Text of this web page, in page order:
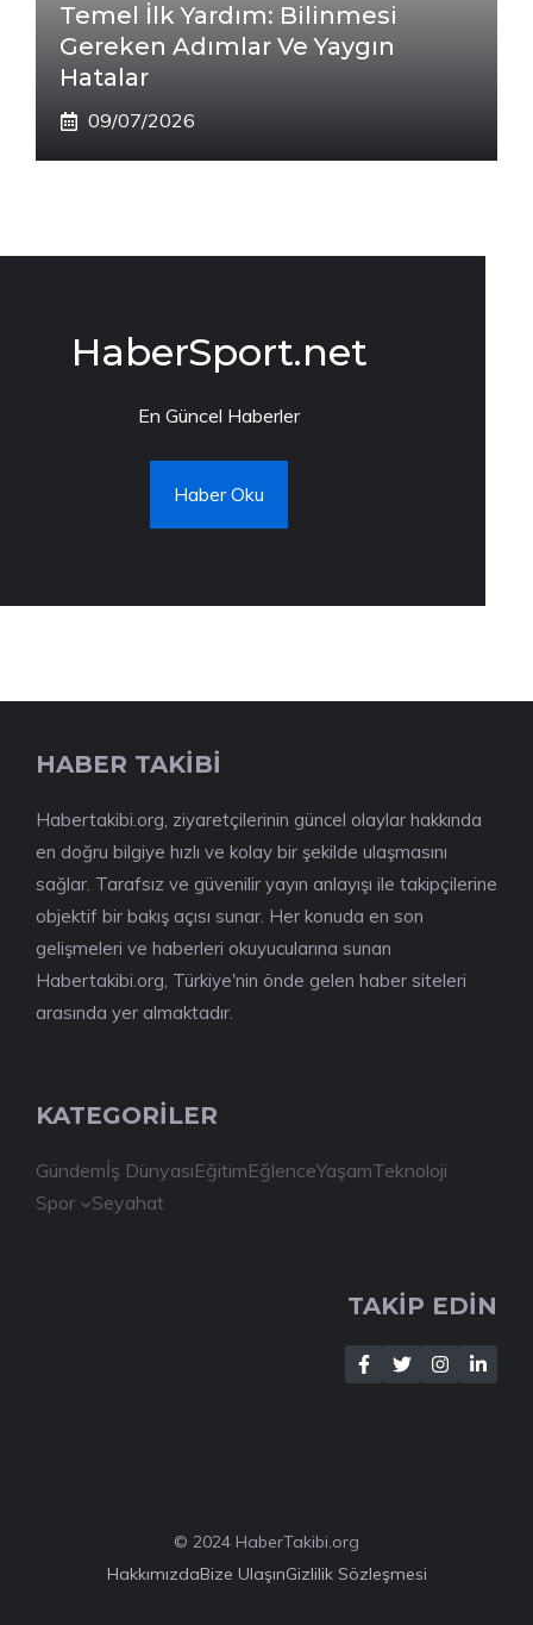
Temel İlk Yardım: Bilinmesi
Gereken Adımlar Ve Yaygın
Hatalar
09/07/2026
HaberSport.net
En Güncel Haberler
Haber Oku
HABER TAKİBİ
Habertakibi.org, ziyaretçilerinin güncel olaylar hakkında
en doğru bilgiye hızlı ve kolay bir şekilde ulaşmasını
sağlar. Tarafsız ve güvenilir yayın anlayışı ile takipçilerine
objektif bir bakış açısı sunar. Her konuda en son
gelişmeleri ve haberleri okuyucularına sunan
Habertakibi.org, Türkiye'nin önde gelen haber siteleri
arasında yer almaktadır.
KATEGORİLER
Gündemİş DünyasıEğitimEğlenceYaşamTeknoloji
Spor
Seyahat
TAKİP EDİN
© 2024 HaberTakibi.org
HakkımızdaBize UlaşınGizlilik Sözleşmesi